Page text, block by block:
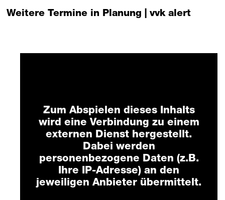
Weitere Termine in Planung | vvk alert
Zum Abspielen dieses Inhalts
wird eine Verbindung zu einem
externen Dienst hergestellt.
Dabei werden
personenbezogene Daten (z.B.
Ihre IP-Adresse) an den
jeweiligen Anbieter übermittelt.